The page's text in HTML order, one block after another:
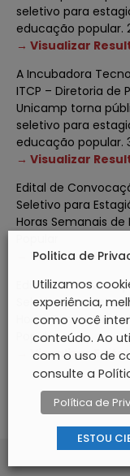
seletivo para
educação popular.
→ Visualizar
A Incubadora
ITCP – Diretoria de
Unicamp torna
seletivo para
educação popular.
→ Visualizar
Edital de
Seletivo para
Horas Semanais
→ Visualizar Edital
Edital de
Seletivo para
Horas Semanais
Popular
→ Visualizar Edital
Politica de
Utilizamos
experiência,
como você
conteúdo. Ao
com o uso de
consulte a
Política de
ESTOU